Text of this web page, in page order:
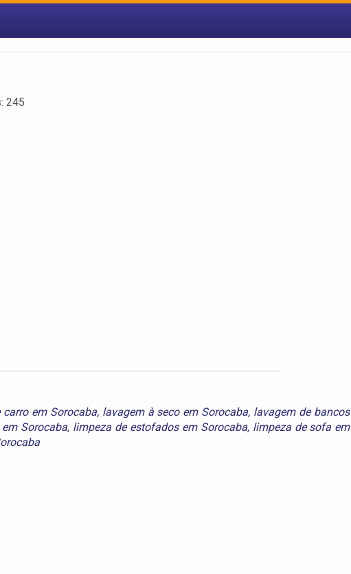
245
carro em Sorocaba, lavagem à seco em Sorocaba, lavagem de bancos
Sorocaba, limpeza de estofados em Sorocaba, limpeza de sofa em